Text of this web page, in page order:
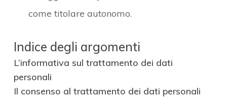
come titolare autonomo.
Indice degli argomenti
L’informativa sul trattamento dei dati
personali
Il consenso al trattamento dei dati personali